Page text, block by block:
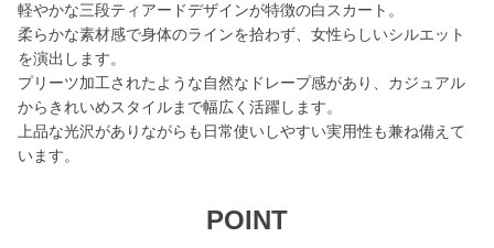
軽やかな三段ティアードデザインが特徴の白スカート。
柔らかな素材感で身体のラインを拾わず、女性らしいシルエット
を演出します。
プリーツ加工されたような自然なドレープ感があり、カジュアル
からきれいめスタイルまで幅広く活躍します。
上品な光沢がありながらも日常使いしやすい実用性も兼ね備えて
います。
POINT